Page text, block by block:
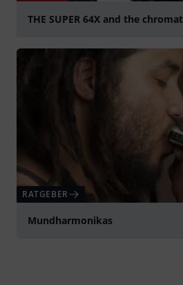
THE SUPER 64X and the
RATGEBER
Mundharmonikas